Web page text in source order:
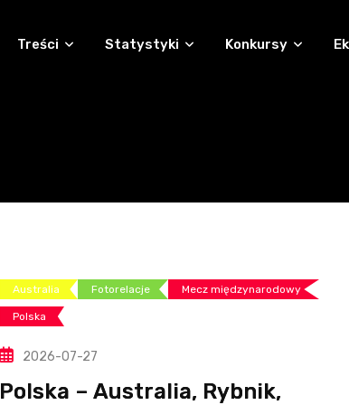
Treści Statystyki Konkursy
Australia Fotorelacje Mecz międzynarodowy
Polska
2026-07-27
Polska – Australia, Rybnik,